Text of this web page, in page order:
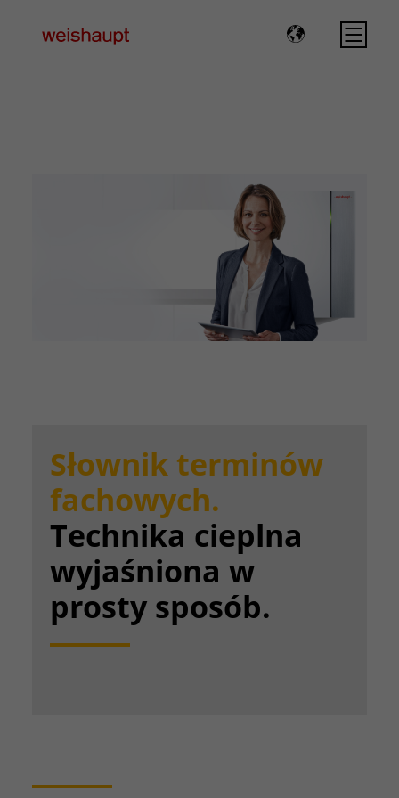
Słownik terminów
fachowych.
Technika cieplna
wyjaśniona w
prosty sposób.